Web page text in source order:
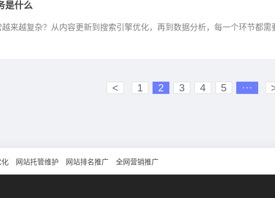
是什么
来越复杂？从内容更新到搜索引擎优化，再到数据分析，每一个环节都需
< 1 2 3 4 5 ···
化 网站托管维护 网站排名推广 全网营销推广